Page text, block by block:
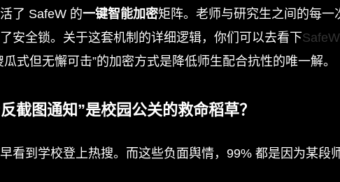
了 SafeW 的一键智能加密矩阵。老师与研究生之间的每一
安全锁。关于这套机制的详细逻辑，你们可以去看下
式但无懈可击”的加密方式是降低师生配合抗性的唯一解。
截图通知”是校园公关的救命稻草？
看到学校登上热搜。而这些负面舆情，99% 都是因为某